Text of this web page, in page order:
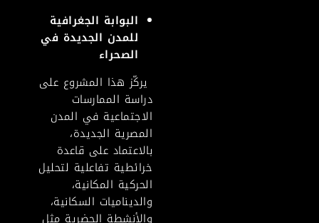
البوابة الجغرافية
للمدن الجديدة في
الصحراء
يركّز هذا المشروع على
دراسة الممارسات
الاجتماعية في المدن
المصرية الجديدة،
بالاعتماد على قاعدة
خرائطية تفاعلية لتحليل
الحركية المكانية،
والديناميات السكانية،
والأنشطة الحضرية مثل